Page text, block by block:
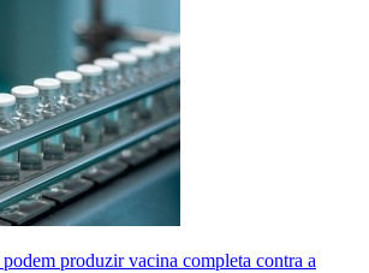
produzir vacina completa contra a